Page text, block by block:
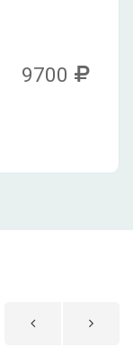
9700